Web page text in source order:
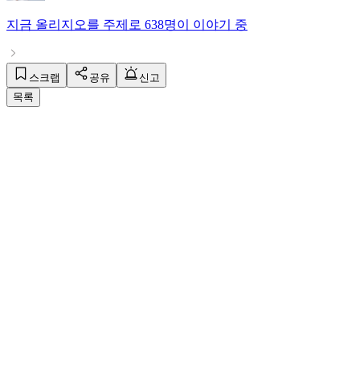
지금 올리지오를 주제로 638명이 이야기 중
스크랩 공유
신고
목록